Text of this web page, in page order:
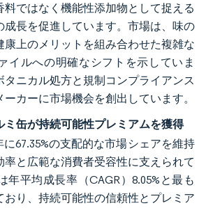
料ではなく機能性添加物として捉える
成長を促進しています。市場は、味の
康上のメリットを組み合わせた複雑な
イルへの明確なシフトを示していま
ニカル処方と規制コンプライアンス
カーに市場機会を創出しています。
ミ缶が持続可能性プレミアムを獲得
に67.35%の支配的な市場シェアを維持
率と広範な消費者受容性に支えられて
年平均成長率（CAGR）8.05%と最も
おり、持続可能性の信頼性とプレミア